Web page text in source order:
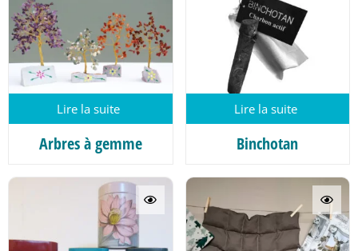
Lire la suite
Arbres à gemme
Lire la suite
Binchotan